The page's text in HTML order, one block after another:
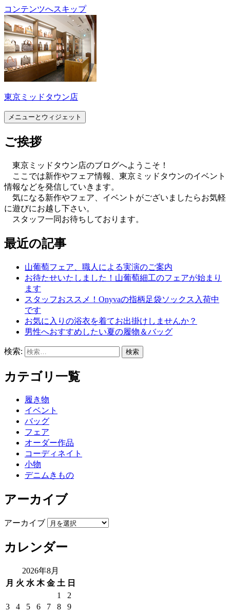
コンテンツへスキップ
東京ミッドタウン店
メニューとウィジェット
ご挨拶
東京ミッドタウン店のブログへようこそ！
ここでは新作やフェア情報、東京ミッドタウンのイベント
情報などを発信していきます。
気になる新作やフェア、イベントがございましたらお気軽
に遊びにお越し下さい。
スタッフ一同お待ちしております。
最近の記事
山葡萄フェア、職人による実演のご案内
お待たせいたしました！山葡萄細工のフェアが始まり
ます
スタッフおススメ！Onyvaの指柄足袋ソックス入荷中
です
お気に入りの浴衣を着てお出掛けしませんか？
男性へおすすめしたい夏の履物＆バッグ
検索:
カテゴリ一覧
履き物
イベント
バッグ
フェア
オーダー作品
コーディネイト
小物
デニムきもの
アーカイブ
アーカイブ
カレンダー
2026年8月
月 火 水 木 金 土 日
1
2
3
4 5 6 7 8
9